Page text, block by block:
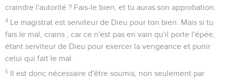
craindre l'autorité ? Fais-le bien, et tu auras son approbation.
4 Le magistrat est serviteur de Dieu pour ton bien. Mais si tu
fais le mal, crains ; car ce n'est pas en vain qu'il porte l'épée,
étant serviteur de Dieu pour exercer la vengeance et punir
celui qui fait le mal.
5 Il est donc nécessaire d'être soumis, non seulement par